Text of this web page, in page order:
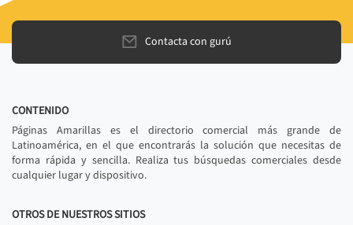
Contacta con gurú
CONTENIDO
Páginas Amarillas es el directorio comercial más grande de
Latinoamérica, en el que encontrarás la solución que necesitas de
forma rápida y sencilla. Realiza tus búsquedas comerciales desde
cualquier lugar y dispositivo.
OTROS DE NUESTROS SITIOS